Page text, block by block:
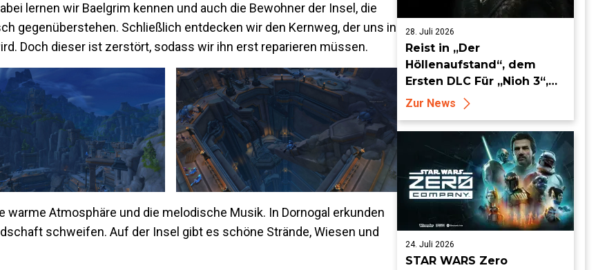
lernen wir Baelgrim kennen und auch die Bewohner der Insel, die
gegenüberstehen. Schließlich entdecken wir den Kernweg, der uns in
Doch dieser ist zerstört, sodass wir ihn erst reparieren müssen.
warme Atmosphäre und die melodische Musik. In Dornogal erkunden
schweifen. Auf der Insel gibt es schöne Strände, Wiesen und
28. Juli 2026
Reist in „Der
Höllenaufstand“, dem
Ersten DLC Für „Nioh 3“,
ab dem 19. August in die
Keian-Ära!
Zur News
24. Juli 2026
STAR WARS Zero